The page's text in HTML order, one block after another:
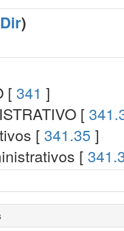
)
[ 341 ]
[
[ 341.35 ]
[